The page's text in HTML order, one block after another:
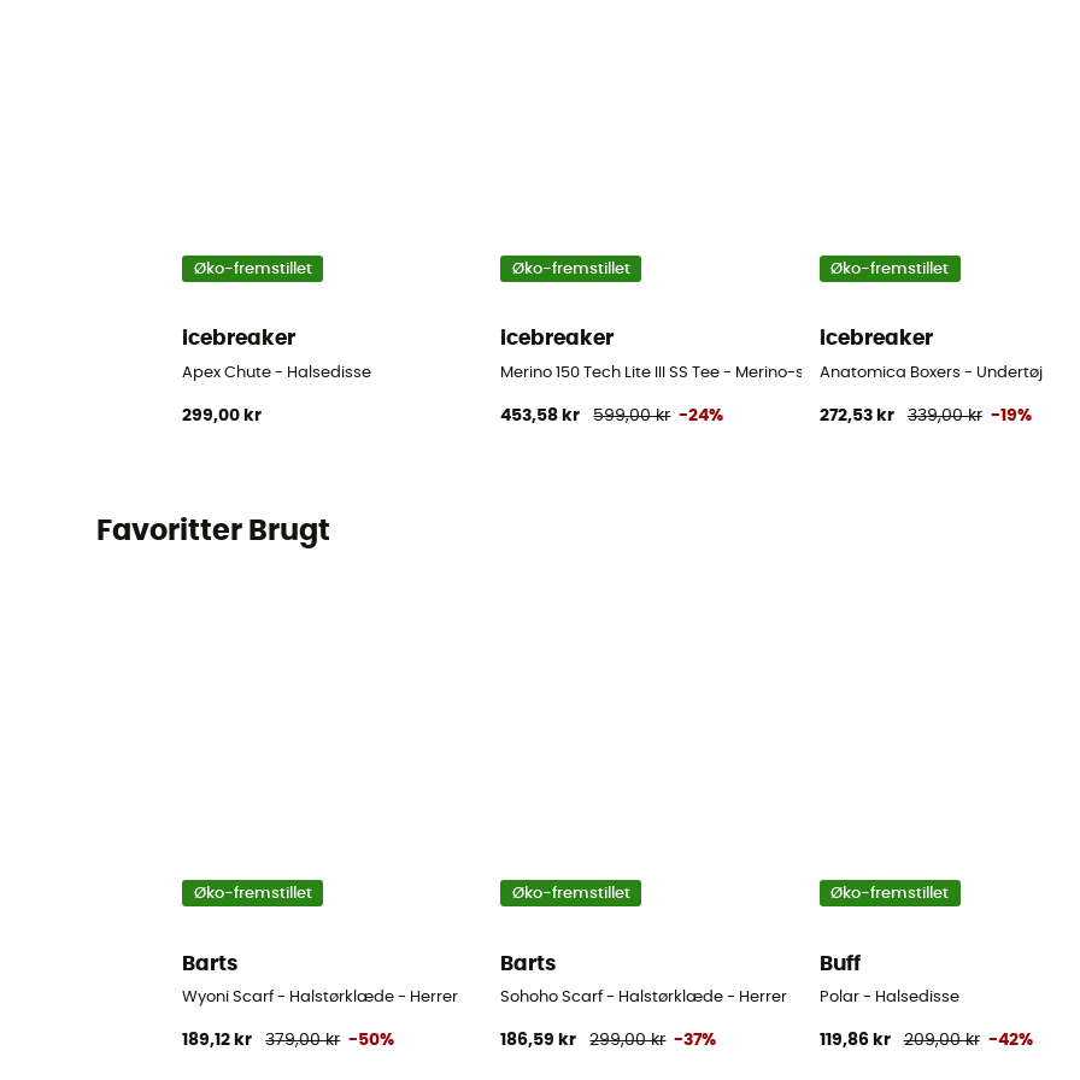
Øko-fremstillet
icebreaker
Apex Chute - Halsedisse
299,00 kr
Øko-fremstillet
icebreaker
Merino 150 Tech Lite III SS Tee - Merino-shirt - Herrer
453,58 kr 599,00 kr -24%
Øko-fremstillet
icebreaker
Anatomica Boxers - Undertøj
272,53 kr 339,00 kr -19%
Favoritter Brugt
Øko-fremstillet
Barts
Wyoni Scarf - Halstørklæde - Herrer
189,12 kr 379,00 kr -50%
Øko-fremstillet
Barts
Sohoho Scarf - Halstørklæde - Herrer
186,59 kr 299,00 kr -37%
Øko-fremstillet
Buff
Polar - Halsedisse
119,86 kr 209,00 kr -42%